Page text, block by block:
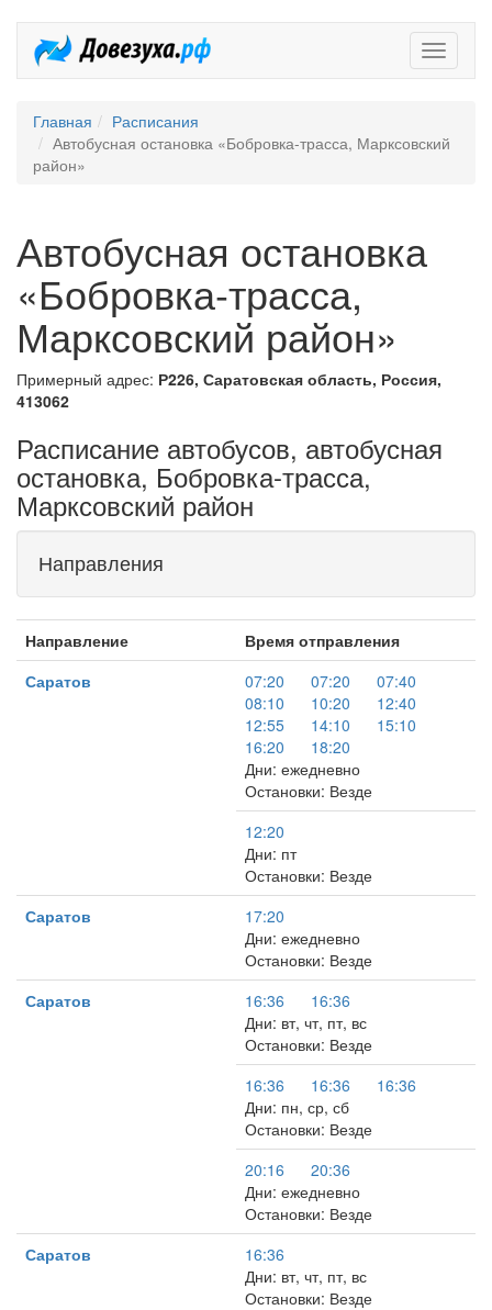
Главная
Расписания
Автобусная остановка «Бобровка-трасса, Марксовский
район»
Автобусная остановка
«Бобровка-трасса,
Марксовский район»
Примерный адрес: Р226, Саратовская область, Россия,
413062
Расписание автобусов, автобусная
остановка, Бобровка-трасса,
Марксовский район
Направления
Направление
Время отправления
Саратов
07:20 07:20
07:40
08:10
10:20
12:40
12:55
14:10
15:10
16:20
18:20
Дни: ежедневно
Остановки: Везде
12:20
Дни: пт
Остановки: Везде
Саратов
17:20
Дни: ежедневно
Остановки: Везде
Саратов
16:36
16:36
Дни: вт, чт, пт, вс
Остановки: Везде
16:36
16:36
16:36
Дни: пн, ср, сб
Остановки: Везде
20:16
20:36
Дни: ежедневно
Остановки: Везде
Саратов
16:36
Дни: вт, чт, пт, вс
Остановки: Везде